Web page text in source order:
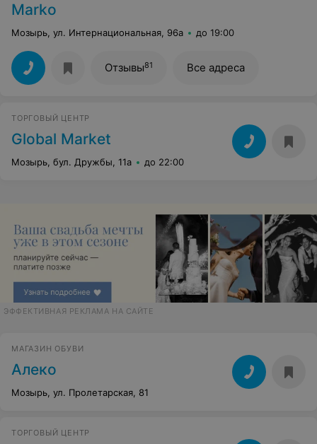
Marko
Мозырь, ул. Интернациональная, 96а до 19:00
Отзывы81 Все адреса
ТОРГОВЫЙ ЦЕНТР
Global Market
Мозырь, бул. Дружбы, 11а до 22:00
ЭФФЕКТИВНАЯ РЕКЛАМА НА САЙТЕ
МАГАЗИН ОБУВИ
Алеко
Мозырь, ул. Пролетарская, 81
ТОРГОВЫЙ ЦЕНТР